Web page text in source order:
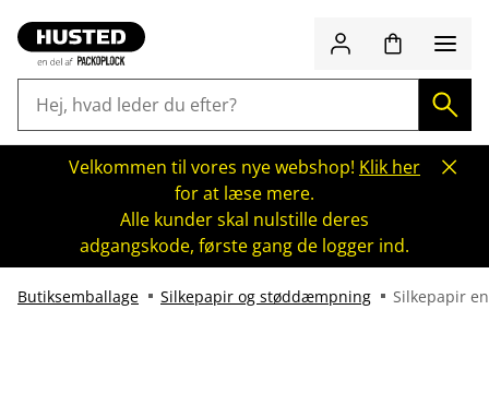
Velkommen til vores nye webshop! Klik her
for at læse mere.
Alle kunder skal nulstille deres
adgangskode, første gang de logger ind.
Butiksemballage Silkepapir og støddæmpning Silkepapir